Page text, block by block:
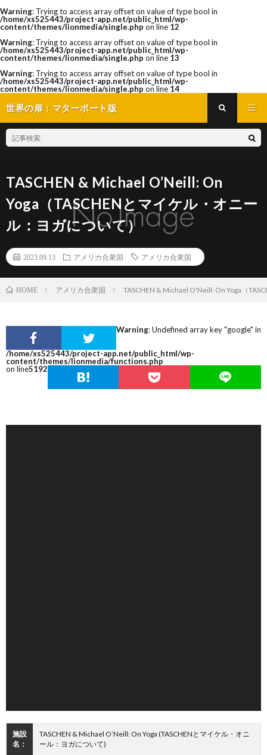
Warning: Trying to access array offset on value of type bool in
/home/xs525443/project-app.net/public_html/wp-
content/themes/lionmedia/single.php on line 12
Warning: Trying to access array offset on value of type bool in
/home/xs525443/project-app.net/public_html/wp-
content/themes/lionmedia/single.php on line 13
Warning: Trying to access array offset on value of type bool in
/home/xs525443/project-app.net/public_html/wp-
content/themes/lionmedia/single.php on line 14
世界の扉：マターポート版
TASCHEN & Michael O’Neill: On
Yoga（TASCHENとマイケル・オニー
ル：ヨガについて）
2023.09.13 アメリカ合衆国 アメリカ合衆国
HOME アメリカ合衆国 TASCHEN & Michael O'Neill: On Yoga（
Warning: Undefined array key "google" in
/home/xs525443/project-app.net/public_html/wp-
content/themes/lionmedia/functions.php
on line5192
施設
名：
TASCHEN & Michael O’Neill: On Yoga (TASCHENとマイケル・オニ
ール：ヨガについて)